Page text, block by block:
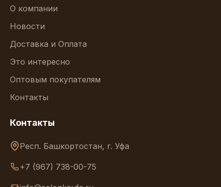
О компании
Новости
Доставка и Оплата
Это интересно
Оптовым покупателям
Контакты
Контакты
Респ. Башкортостан, г. Уфа
+7 (967) 738-00-75